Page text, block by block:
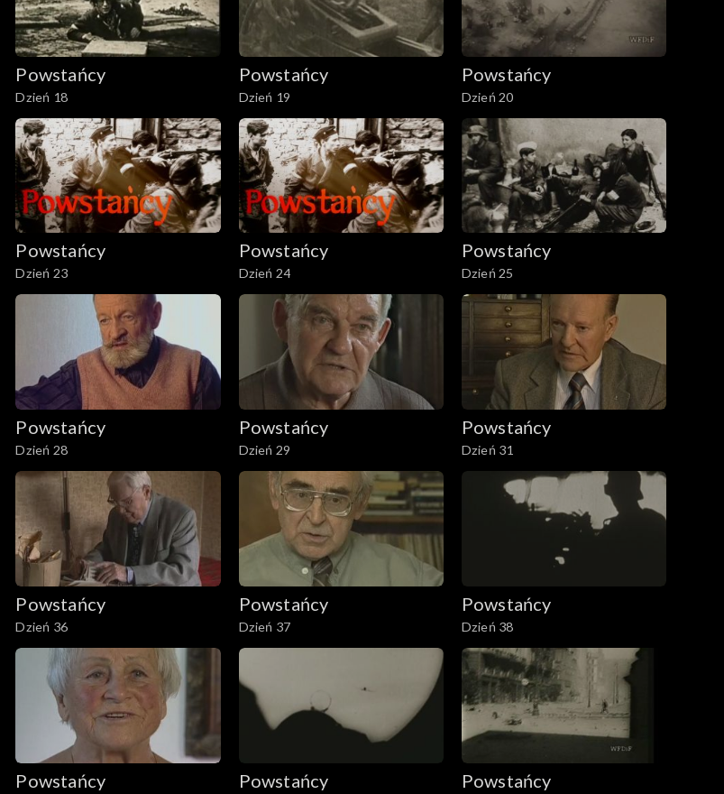
Powstańcy
Dzień 18
Powstańcy
Dzień 19
Powstańcy
Dzień 20
Powstańcy
Dzień 23
Powstańcy
Dzień 24
Powstańcy
Dzień 25
Powstańcy
Dzień 28
Powstańcy
Dzień 29
Powstańcy
Dzień 31
Powstańcy
Dzień 36
Powstańcy
Dzień 37
Powstańcy
Dzień 38
Powstańcy Powstańcy Powstańcy